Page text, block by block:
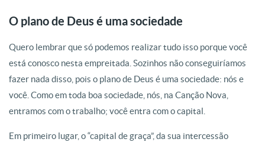
O plano de Deus é uma sociedade
Quero lembrar que só podemos realizar tudo isso porque você
está conosco nesta empreitada. Sozinhos não conseguiríamos
fazer nada disso, pois o plano de Deus é uma sociedade: nós e
você. Como em toda boa sociedade, nós, na Canção Nova,
entramos com o trabalho; você entra com o capital.
Em primeiro lugar, o “capital de graça”, da sua intercessão